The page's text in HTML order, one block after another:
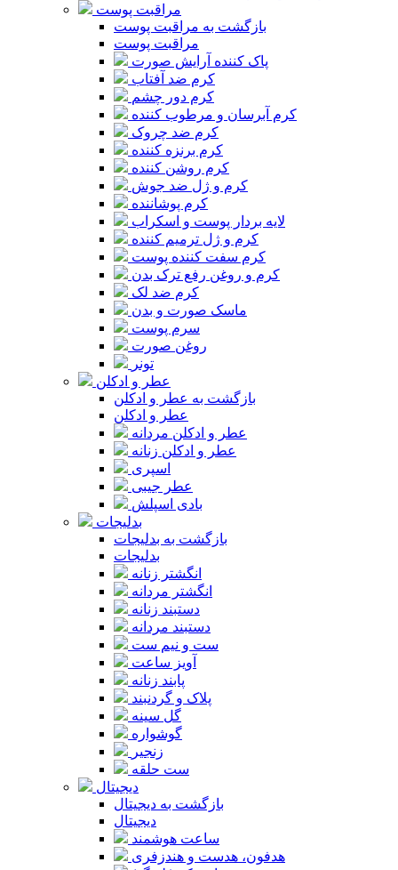
مراقبت پوست
بازگشت به مراقبت پوست
مراقبت پوست
پاک کننده آرایش صورت
کرم ضد آفتاب
کرم دور چشم
کرم آبرسان و مرطوب کننده
کرم ضد چروک
کرم برنزه کننده
کرم روشن کننده
کرم و ژل ضد جوش
کرم پوشاننده
لایه بردار پوست و اسکراب
کرم و ژل ترمیم کننده
کرم سفت کننده پوست
کرم و روغن رفع ترک بدن
کرم ضد لک
ماسک صورت و بدن
سرم پوست
روغن صورت
تونر
عطر و ادکلن
بازگشت به عطر و ادکلن
عطر و ادکلن
عطر و ادکلن مردانه
عطر و ادکلن زنانه
اسپری
عطر جیبی
بادی اسپلش
بدلیجات
بازگشت به بدلیجات
بدلیجات
انگشتر زنانه
انگشتر مردانه
دستبند زنانه
دستبند مردانه
ست و نیم ست
آویز ساعت
پابند زنانه
پلاک و گردنبند
گل سینه
گوشواره
زنجیر
ست حلقه
دیجیتال
بازگشت به دیجیتال
دیجیتال
ساعت هوشمند
هدفون، هدست و هندزفری